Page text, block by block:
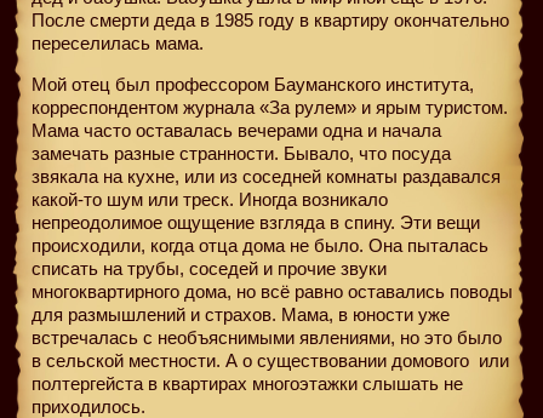
После смерти деда в 1985 году в квартиру окончательно
переселилась мама.
Мой отец был профессором Бауманского института,
корреспондентом журнала «За рулем» и ярым туристом.
Мама часто оставалась вечерами одна и начала
замечать разные странности. Бывало, что посуда
звякала на кухне, или из соседней комнаты раздавался
какой-то шум или треск. Иногда возникало
непреодолимое ощущение взгляда в спину. Эти вещи
происходили, когда отца дома не было. Она пыталась
списать на трубы, соседей и прочие звуки
многоквартирного дома, но всё равно оставались поводы
для размышлений и страхов. Мама, в юности уже
встречалась с необъяснимыми явлениями, но это было
в сельской местности. А о существовании домового или
полтергейста в квартирах многоэтажки слышать не
приходилось.